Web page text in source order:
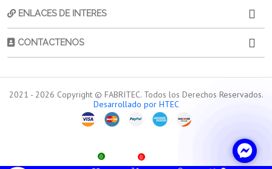
0 0
ENLACES DE INTERES
CONTACTENOS
2021 - 2026 Copyright © FABRITEC. Todos los Derechos Reservados.
Desarrollado por HTEC